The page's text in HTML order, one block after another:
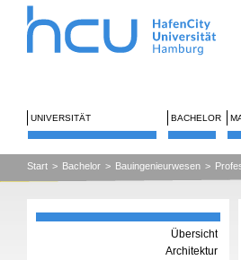
UNIVERSITÄT BACHELOR
Start > Bachelor > Bauingenieurwesen >
Übersicht
Architektur